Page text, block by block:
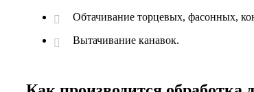
Обтачивание торцевых, фасонных,
Вытачивание канавок.